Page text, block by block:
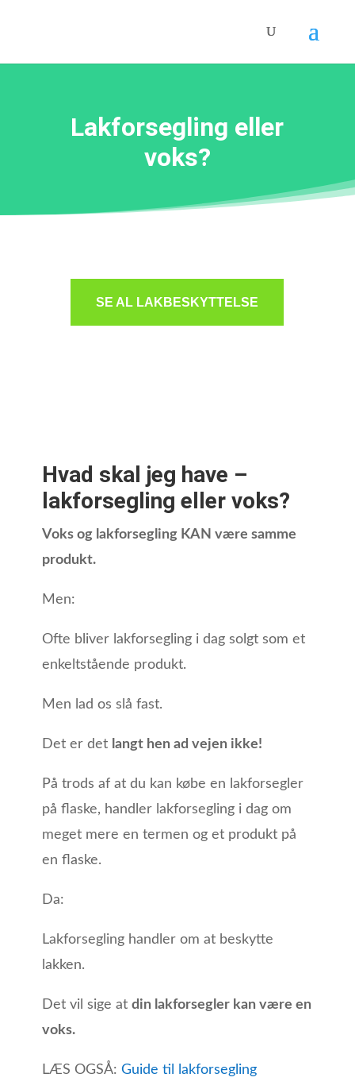
Lakforsegling eller
voks?
SE AL LAKBESKYTTELSE
Hvad skal jeg have –
lakforsegling eller voks?
Voks og lakforsegling KAN være samme
produkt.
Men:
Ofte bliver lakforsegling i dag solgt som et
enkeltstående produkt.
Men lad os slå fast.
Det er det langt hen ad vejen ikke!
På trods af at du kan købe en lakforsegler
på flaske, handler lakforsegling i dag om
meget mere en termen og et produkt på
en flaske.
Da:
Lakforsegling handler om at beskytte
lakken.
Det vil sige at din lakforsegler kan være en
voks.
LÆS OGSÅ: Guide til lakforsegling